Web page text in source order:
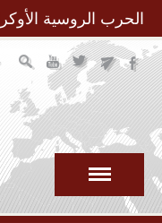
الحرب الروسية